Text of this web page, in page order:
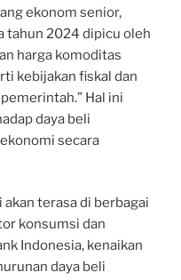
ekonom senior,
tahun 2024 dipicu oleh
harga komoditas
kebijakan fiskal dan
Hal ini
daya beli
secara
akan terasa di berbagai
konsumsi dan
Indonesia, kenaikan
daya beli